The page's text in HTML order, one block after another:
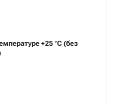
+25 °С (без